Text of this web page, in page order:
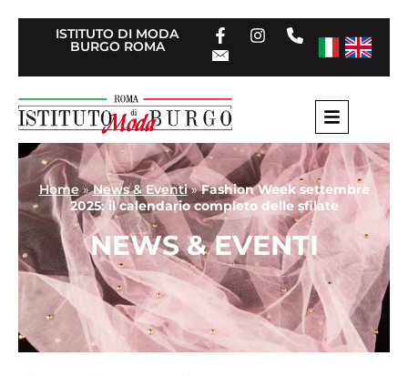
ISTITUTO DI MODA
BURGO ROMA
Home »News & Eventi»Fashion Week settembre
2025: il calendario completo delle sfilate
NEWS & EVENTI